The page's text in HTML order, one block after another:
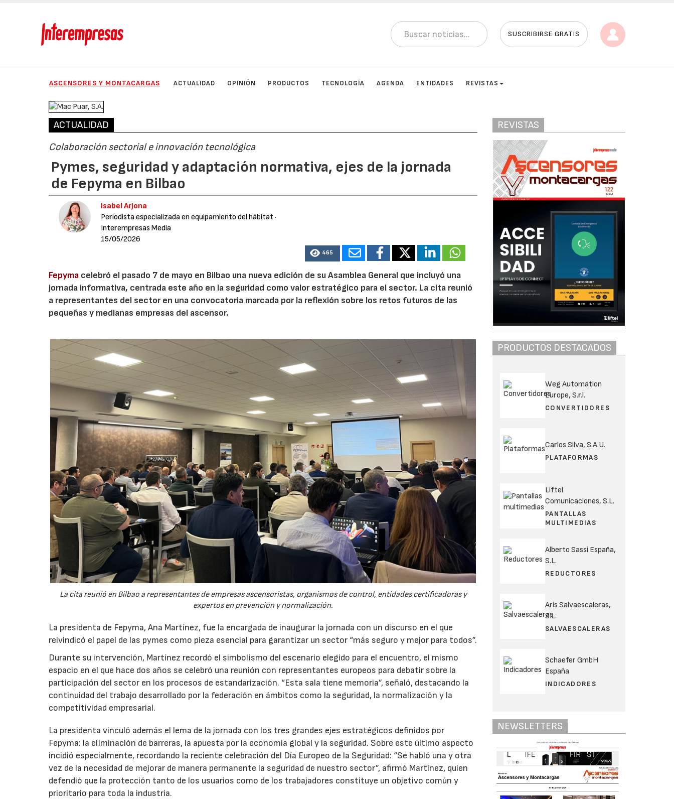
SUSCRIBIRSE GRATIS
ASCENSORES Y MONTACARGAS ACTUALIDAD OPINIÓN PRODUCTOS TECNOLOGÍA AGENDA ENTIDADES REVISTAS
ACTUALIDAD
Colaboración sectorial e innovación tecnológica
Pymes, seguridad y adaptación normativa, ejes de la jornada
de Fepyma en Bilbao
Isabel Arjona
Periodista especializada en equipamiento del hábitat ·
Interempresas Media
15/05/2026
465
Fepyma celebró el pasado 7 de mayo en Bilbao una nueva edición de su Asamblea General que incluyó una
jornada informativa, centrada este año en la seguridad como valor estratégico para el sector. La cita reunió
a representantes del sector en una convocatoria marcada por la reflexión sobre los retos futuros de las
pequeñas y medianas empresas del ascensor.
La cita reunió en Bilbao a representantes de empresas ascensoristas, organismos de control, entidades certificadoras y
expertos en prevención y normalización.
La presidenta de Fepyma, Ana Martínez, fue la encargada de inaugurar la jornada con un discurso en el que
reivindicó el papel de las pymes como pieza esencial para garantizar un sector “más seguro y mejor para todos”.
Durante su intervención, Martínez recordó el simbolismo del escenario elegido para el encuentro, el mismo
espacio en el que hace dos años se celebró una reunión con representantes europeos para debatir sobre la
participación del sector en los procesos de estandarización. “Esta sala tiene memoria”, señaló, destacando la
continuidad del trabajo desarrollado por la federación en ámbitos como la seguridad, la normalización y la
competitividad empresarial.
La presidenta vinculó además el lema de la jornada con los tres grandes ejes estratégicos definidos por
Fepyma: la eliminación de barreras, la apuesta por la economía global y la seguridad. Sobre este último aspecto
incidió especialmente, recordando la reciente celebración del Día Europeo de la Seguridad: “Se habló una y otra
vez de la necesidad de mejorar de manera permanente la seguridad de nuestro sector”, afirmó Martínez, quien
defendió que la protección tanto de los usuarios como de los trabajadores constituye un objetivo común y
prioritario para toda la industria.
REVISTAS
PRODUCTOS DESTACADOS
Weg Automation
Europe, S.r.l.
CONVERTIDORES
Carlos Silva, S.A.U.
PLATAFORMAS
Liftel
Comunicaciones, S.L.
PANTALLAS
MULTIMEDIAS
Alberto Sassi España,
S.L.
REDUCTORES
Aris Salvaescaleras,
S.L.
SALVAESCALERAS
Schaefer GmbH
España
INDICADORES
NEWSLETTERS